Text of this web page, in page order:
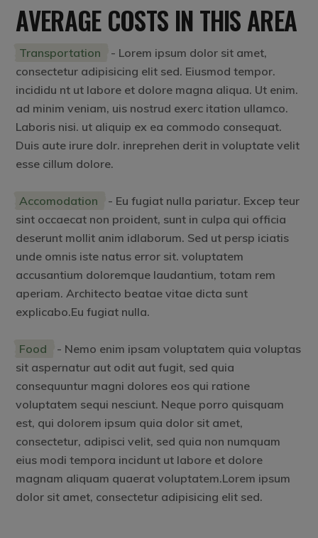
AVERAGE COSTS IN THIS AREA
Transportation
- Lorem ipsum dolor sit amet,
consectetur adipisicing elit sed. Eiusmod tempor.
incididu nt ut labore et dolore magna aliqua. Ut enim.
ad minim veniam, uis nostrud exerc itation ullamco.
Laboris nisi. ut aliquip ex ea commodo consequat.
Duis aute irure dolr. inreprehen derit in voluptate velit
esse cillum dolore.
Accomodation
- Eu fugiat nulla pariatur. Excep teur
sint occaecat non proident, sunt in culpa qui officia
deserunt mollit anim idlaborum. Sed ut persp iciatis
unde omnis iste natus error sit. voluptatem
accusantium doloremque laudantium, totam rem
aperiam. Architecto beatae vitae dicta sunt
explicabo.Eu fugiat nulla.
Food
- Nemo enim ipsam voluptatem quia voluptas
sit aspernatur aut odit aut fugit, sed quia
consequuntur magni dolores eos qui ratione
voluptatem sequi nesciunt. Neque porro quisquam
est, qui dolorem ipsum quia dolor sit amet,
consectetur, adipisci velit, sed quia non numquam
eius modi tempora incidunt ut labore et dolore
magnam aliquam quaerat voluptatem.Lorem ipsum
dolor sit amet, consectetur adipisicing elit sed.